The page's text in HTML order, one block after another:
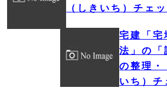
（しきいち）チェッ
宅建「宅
法」の「
の整理・
いち）チ